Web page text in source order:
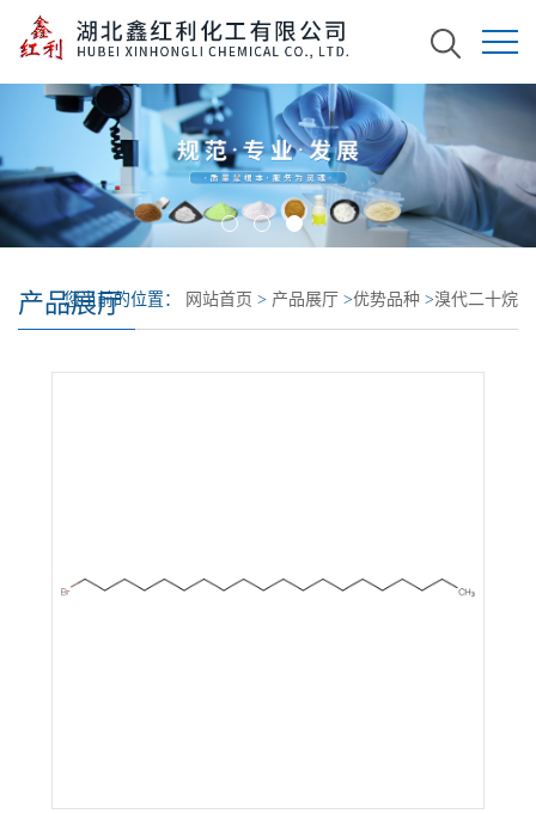
产品展厅
您当前的位置： 网站首页 > 产品展厅 >优势品种 >溴代二十烷